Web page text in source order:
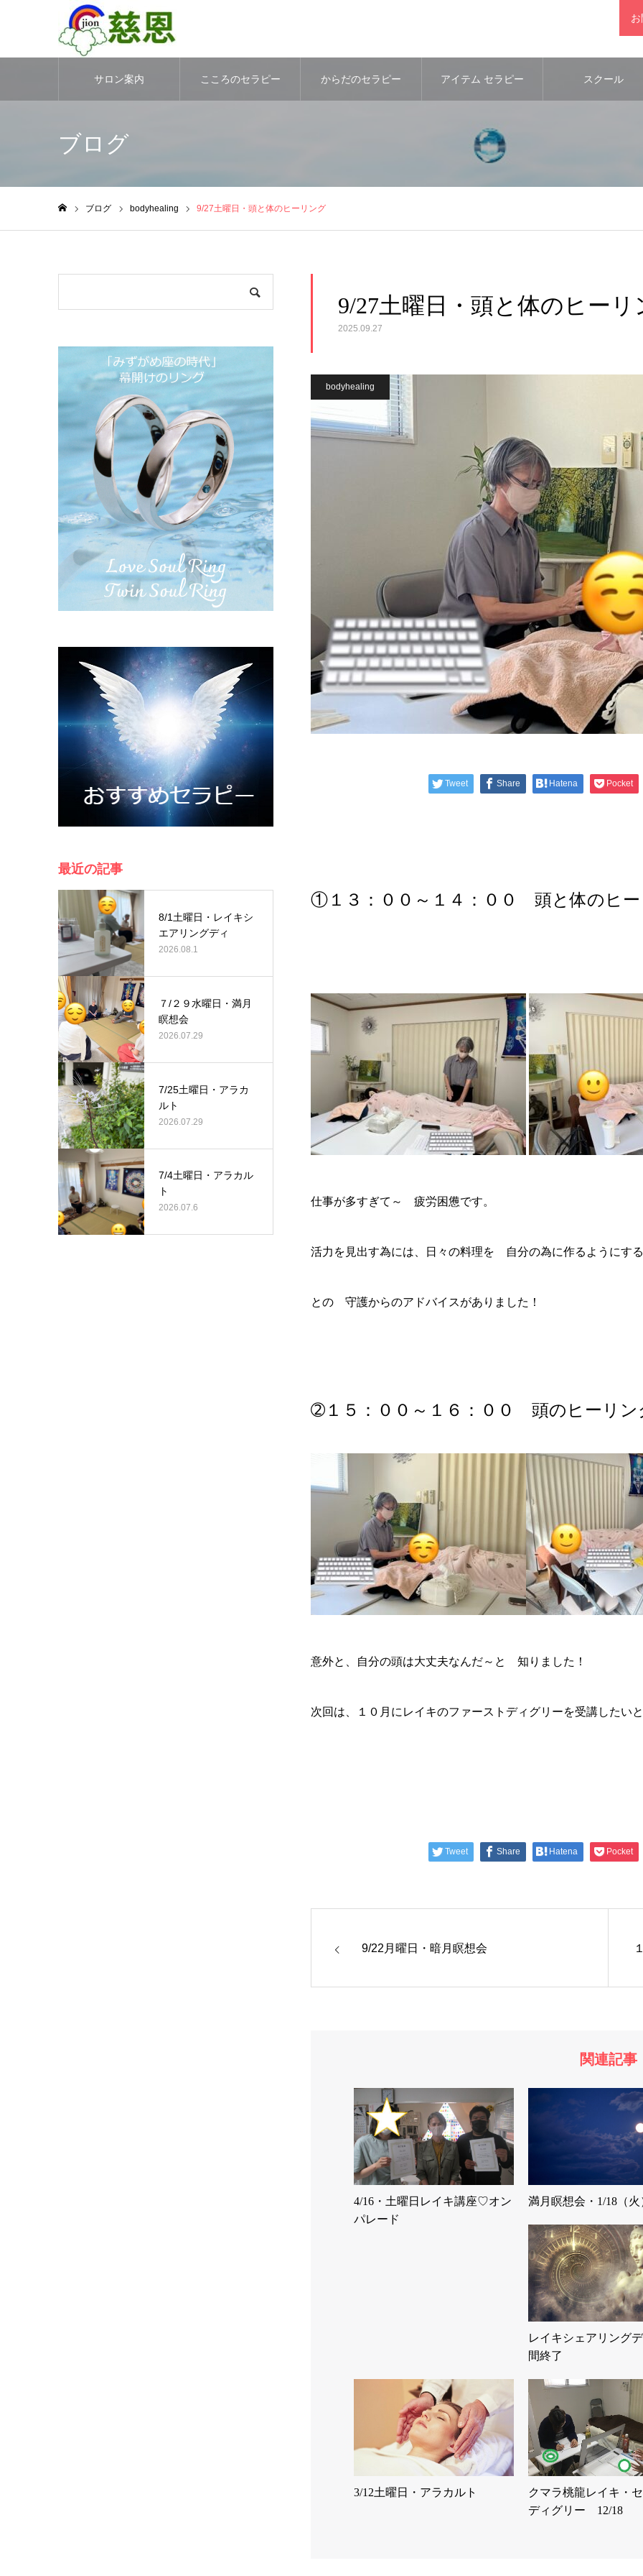
サロン案内 こころのセラピー からだのセラピー アイテム セラピー スクール
ブログ
ブログ bodyhealing 9/27土曜日・頭と体のヒーリング
9/27土曜日・頭と体のヒーリ
2025.09.27
bodyhealing
Tweet Share Hatena Pocket
①１３：００～１４：００ 頭と体のヒ
仕事が多すぎて～ 疲労困憊です。
活力を見出す為には、日々の料理を 自分の為に作るようにす
との 守護からのアドバイスがありました！
➁１５：００～１６：００ 頭のヒーリン
意外と、自分の頭は大丈夫なんだ～と 知りました！
次回は、１０月にレイキのファーストディグリーを受講した
Tweet Share Hatena Pocket
9/22月曜日・暗月瞑想会
関連記事
4/16・土曜日レイキ講座♡オン
パレード
満月瞑想会・1/18（火
レイキシェアリング
間終了
3/12土曜日・アラカルト
クマラ桃龍レイキ・
ディグリー 12/18
最近の記事
8/1土曜日・レイキシ
エアリングディ
2026.08.1
７/２９水曜日・満月
瞑想会
2026.07.29
7/25土曜日・アラカ
ルト
2026.07.29
7/4土曜日・アラカル
ト
2026.07.6